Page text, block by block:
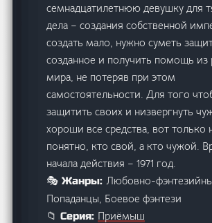
семнадцатилетнюю девушку для
дела – создания собственной
создать мало, нужно суметь
созданное и получить помощь из
мира, не потеряв при этом
самостоятельности. Для того
защитить своих и низвергнуть
хороши все средства, вот только
понятно, кто свой, а кто чужой.
начала действия – 1971 год.
🎭 Жанры:Любовно-
Попаданцы, Боевое фэнтези
📁 Серия: Приёмыш